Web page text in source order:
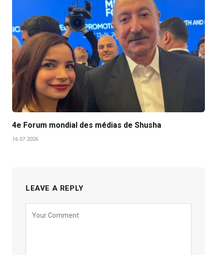
4e Forum mondial des médias de Shusha
16.07.2026
LEAVE A REPLY